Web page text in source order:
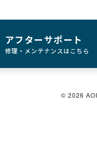
アフターサポート
修理・メンテナンスはこちら
© 2026